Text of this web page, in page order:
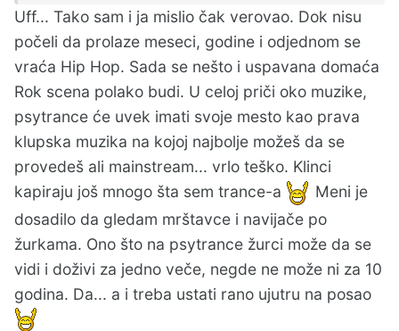
Uff... Tako sam i ja mislio čak verovao. Dok nisu
počeli da prolaze meseci, godine i odjednom se
vraća Hip Hop. Sada se nešto i uspavana domaća
Rok scena polako budi. U celoj priči oko muzike,
psytrance će uvek imati svoje mesto kao prava
klupska muzika na kojoj najbolje možeš da se
provedeš ali mainstream... vrlo teško. Klinci
kapiraju još mnogo šta sem trance-a
Meni je
dosadilo da gledam mrštavce i navijače po
žurkama. Ono što na psytrance žurci može da se
vidi i doživi za jedno veče, negde ne može ni za 10
godina. Da... a i treba ustati rano ujutru na posao